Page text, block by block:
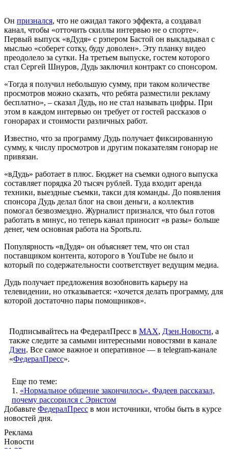
Он признался, что не ожидал такого эффекта, а создавал
канал, чтобы «отточить скиллы интервью не о спорте».
Первый выпуск «вДудя» с рэпером Бастой он выкладывал с
мыслью «соберет сотку, буду доволен». Эту планку видео
преодолело за сутки. На третьем выпуске, гостем которого
стал Сергей Шнуров, Дудь заключил контракт со спонсором.
«Тогда я получил небольшую сумму, при таком количестве
просмотров можно сказать, что ребята разместили рекламу
бесплатно», – сказал Дудь, но не стал называть цифры. При
этом в каждом интервью он требует от гостей рассказов о
гонорарах и стоимости различных работ.
Известно, что за программу Дудь получает фиксированную
сумму, к числу просмотров и другим показателям гонорар не
привязан.
«вДудь» работает в плюс. Бюджет на съемки одного выпуска
составляет порядка 20 тысяч рублей. Туда входит аренда
техники, выездные съемки, такси для команды. До появления
спонсора Дудь делал блог на свои деньги, а коллектив
помогал безвозмездно. Журналист признался, что был готов
работать в минус, но теперь канал приносит «в разы» больше
денег, чем основная работа на Sports.ru.
Популярность «вДудя» он объясняет тем, что он стал
поставщиком контента, которого в YouTube не было и
который по содержательности соответствует ведущим медиа.
Дудь получает предложения возобновить карьеру на
телевидении, но отказывается: «хочется делать программу, для
которой достаточно пары помощников».
Подписывайтесь на ФедералПресс в МАХ, Дзен.Новости, а
также следите за самыми интересными новостями в канале
Дзен. Все самое важное и оперативное — в telegram-канале
«ФедералПресс».
Еще по теме:
1. «Нормальное общение закончилось». Фадеев рассказал,
почему рассорился с Эрнстом
Добавьте ФедералПресс в мои источники, чтобы быть в курсе
новостей дня.
Реклама
Новости